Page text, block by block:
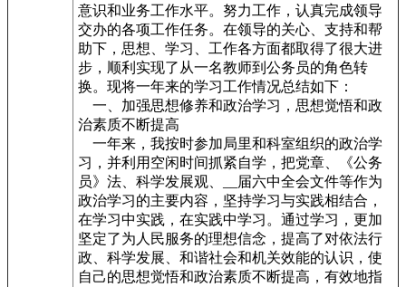
意识和业务工作水平。努力工作，认真完成领导
交办的各项工作任务。在领导的关心、支持和帮
助下，思想、学习、工作各方面都取得了很大进
步，顺利实现了从一名教师到公务员的角色转
换。现将一年来的学习工作情况总结如下：
一、加强思想修养和政治学习，思想觉悟和政
治素质不断提高
一年来，我按时参加局里和科室组织的政治学
习，并利用空闲时间抓紧自学，把党章、《公务
员》法、科学发展观、__
届六中全会文件等作为
政治学习的主要内容，坚持学习与实践相结合，
在学习中实践，在实践中学习。通过学习，更加
坚定了为人民服务的理想信念，提高了对依法行
政、科学发展、和谐社会和机关效能的认识，使
自己的思想觉悟和政治素质不断提高，有效地指